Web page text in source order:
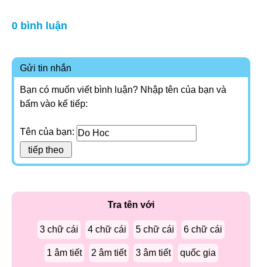
0 bình luận
Gửi tin nhắn
Bạn có muốn viết bình luận? Nhập tên của bạn và
bấm vào kế tiếp:
Tên của bạn:
Tra tên với
3 chữ cái 4 chữ cái 5 chữ cái 6 chữ cái
1 âm tiết 2 âm tiết 3 âm tiết quốc gia